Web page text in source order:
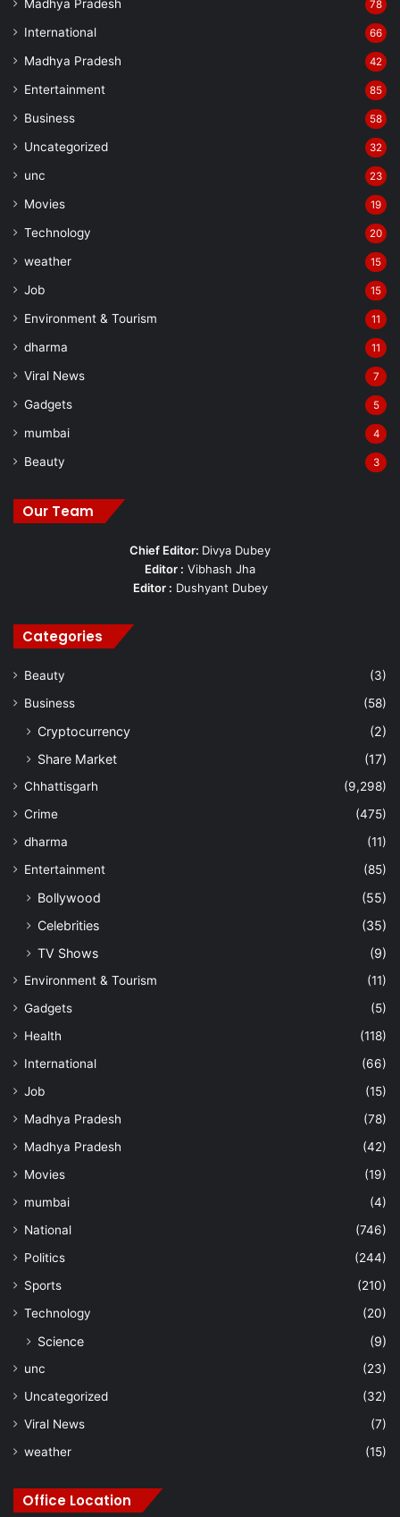
Madhya Pradesh 78
International 66
Madhya Pradesh 42
Entertainment 85
Business 58
Uncategorized 32
unc 23
Movies 19
Technology 20
weather 15
Job 15
Environment & Tourism 11
dharma 11
Viral News 7
Gadgets 5
mumbai 4
Beauty 3
Our Team
Chief Editor: Divya Dubey
Editor : Vibhash Jha
Editor : Dushyant Dubey
Categories
Beauty
(3)
Business
(58)
Cryptocurrency
(2)
Share Market
(17)
Chhattisgarh
(9,298)
Crime
(475)
dharma
(11)
Entertainment
(85)
Bollywood
(55)
Celebrities
(35)
TV Shows
(9)
Environment & Tourism
(11)
Gadgets
(5)
Health
(118)
International
(66)
Job
(15)
Madhya Pradesh
(78)
Madhya Pradesh
(42)
Movies
(19)
mumbai
(4)
National
(746)
Politics
(244)
Sports
(210)
Technology
(20)
Science (9)
unc
(23)
Uncategorized
(32)
Viral News
(7)
weather
(15)
Office Location